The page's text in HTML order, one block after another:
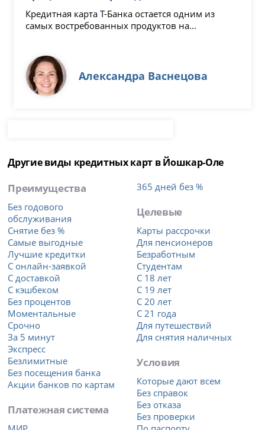
Кредитная карта Т-Банка остается одним из
самых востребованных продуктов на...
Александра Васнецова
Другие виды кредитных карт в Йошкар-Оле
Преимущества
Без годового
обслуживания
Снятие без %
Самые выгодные
Лучшие кредитки
С онлайн-заявкой
С доставкой
С кэшбеком
Без процентов
Моментальные
Срочно
За 5 минут
Экспресс
Безлимитные
Без посещения банка
Акции банков по картам
Платежная система
365 дней без %
Целевые
Карты рассрочки
Для пенсионеров
Безработным
Студентам
С 18 лет
С 19 лет
С 20 лет
С 21 года
Для путешествий
Для снятия наличных
Условия
Которые дают всем
Без справок
Без отказа
Без проверки